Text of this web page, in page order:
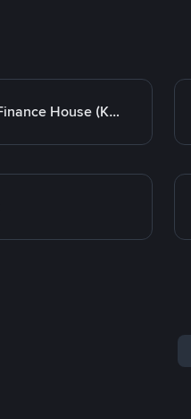
Kuwait Finance House (KFH)